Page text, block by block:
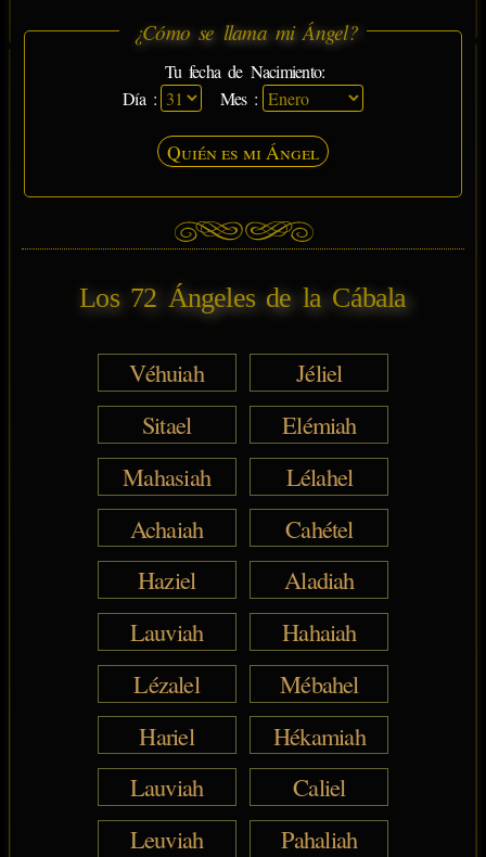
¿Cómo se llama mi Ángel?
Tu fecha de Nacimiento:
Día :
Mes :
Quién es mi Ángel
Los 72 Ángeles de la Cábala
Véhuiah
Jéliel
Sitael
Elémiah
Mahasiah
Lélahel
Achaiah
Cahétel
Haziel
Aladiah
Lauviah
Hahaiah
Lézalel
Mébahel
Hariel
Hékamiah
Lauviah
Caliel
Leuviah
Pahaliah